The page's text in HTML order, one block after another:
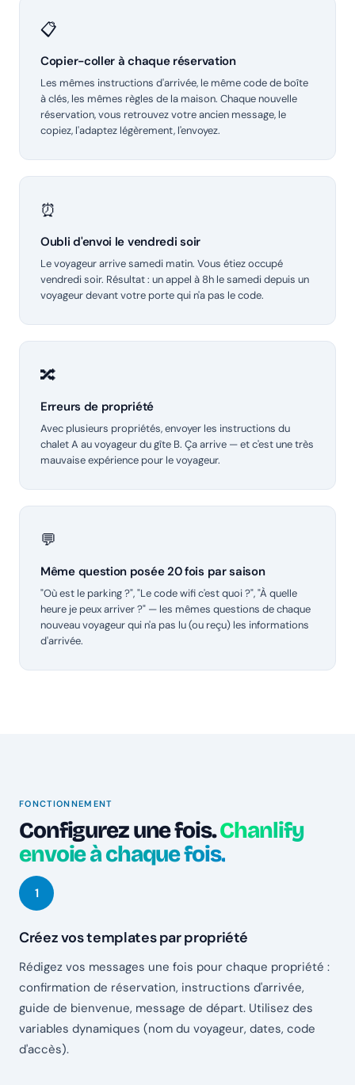
📋
Copier-coller à chaque réservation
Les mêmes instructions d'arrivée, le même code de boîte
à clés, les mêmes règles de la maison. Chaque nouvelle
réservation, vous retrouvez votre ancien message, le
copiez, l'adaptez légèrement, l'envoyez.
⏰
Oubli d'envoi le vendredi soir
Le voyageur arrive samedi matin. Vous étiez occupé
vendredi soir. Résultat : un appel à 8h le samedi depuis un
voyageur devant votre porte qui n'a pas le code.
🔀
Erreurs de propriété
Avec plusieurs propriétés, envoyer les instructions du
chalet A au voyageur du gîte B. Ça arrive — et c'est une très
mauvaise expérience pour le voyageur.
💬
Même question posée 20 fois par saison
"Où est le parking ?", "Le code wifi c'est quoi ?", "À quelle
heure je peux arriver ?" — les mêmes questions de chaque
nouveau voyageur qui n'a pas lu (ou reçu) les informations
d'arrivée.
FONCTIONNEMENT
Configurez une fois.Chanlify
envoie à chaque fois.
Créez vos templates par propriété
Rédigez vos messages une fois pour chaque propriété :
confirmation de réservation, instructions d'arrivée,
guide de bienvenue, message de départ. Utilisez des
variables dynamiques (nom du voyageur, dates, code
d'accès).